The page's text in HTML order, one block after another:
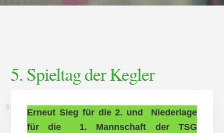
5. Spieltag der Kegler
30. OKTOBER 2023
Erneut Sieg für die 2. und Niederlage
für die 1. Mannschaft der TSG